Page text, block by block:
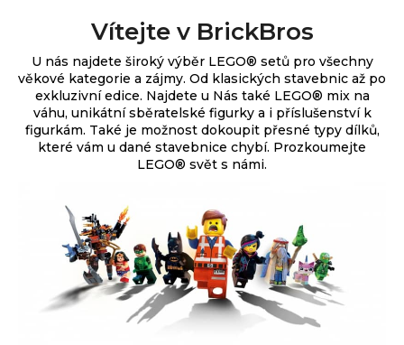
Vítejte v BrickBros
U nás najdete široký výběr LEGO® setů pro všechny
věkové kategorie a zájmy. Od klasických stavebnic až po
exkluzivní edice. Najdete u Nás také LEGO® mix na
váhu, unikátní sběratelské figurky a i příslušenství k
figurkám. Také je možnost dokoupit přesné typy dílků,
které vám u dané stavebnice chybí. Prozkoumejte
LEGO® svět s námi.